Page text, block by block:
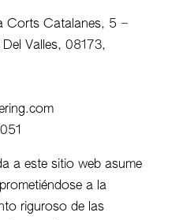
Corts Catalanes, 5 –
Valles, 08173,
a este sitio web asume
a la
riguroso de las